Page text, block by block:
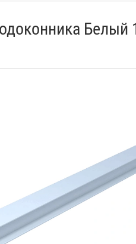
Белый